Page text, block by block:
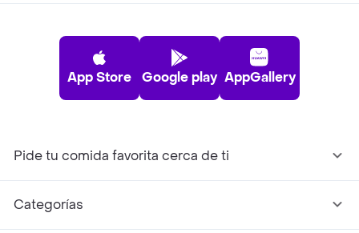
App Store Google play AppGallery
Pide tu comida favorita cerca de ti
Categorías